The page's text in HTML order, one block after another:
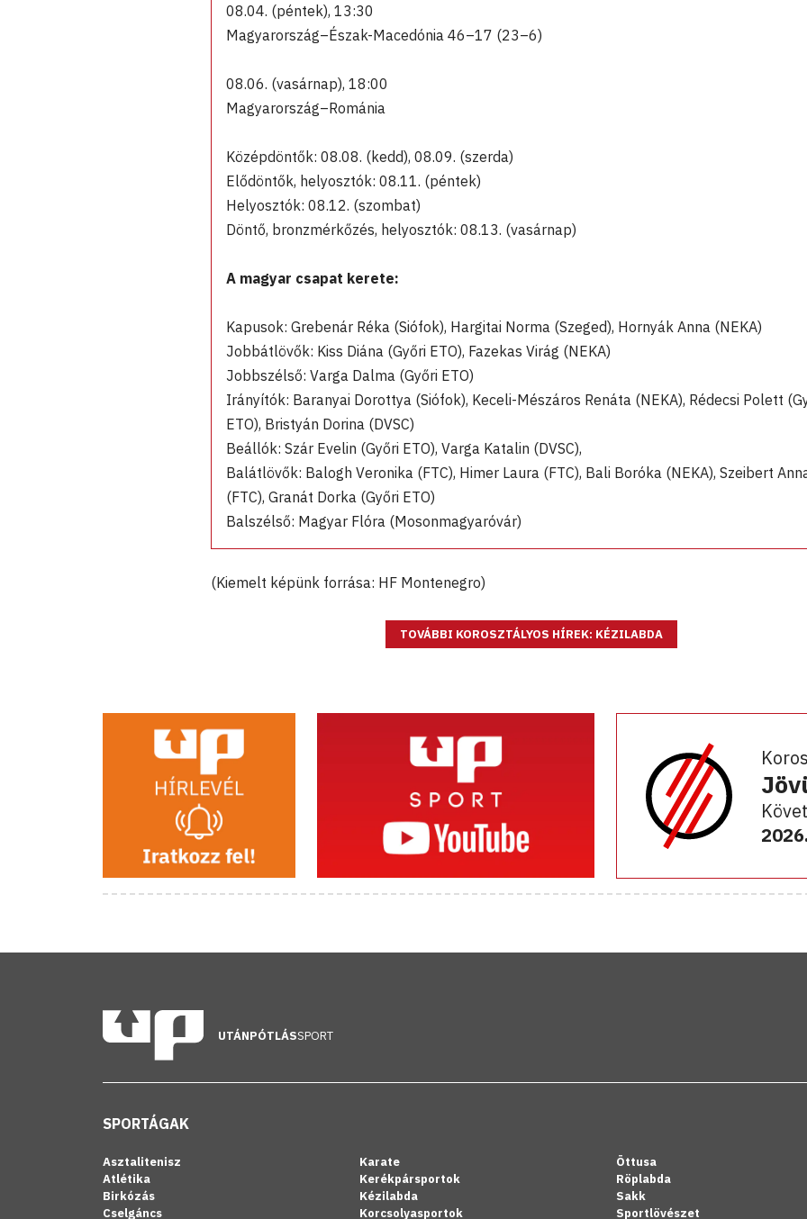
08.04. (péntek), 13:30
Magyarország–Észak-Macedónia 46–17 (23–6)
08.06. (vasárnap), 18:00
Magyarország–Románia
Középdöntők: 08.08. (kedd), 08.09. (szerda)
Elődöntők, helyosztók: 08.11. (péntek)
Helyosztók: 08.12. (szombat)
Döntő, bronzmérkőzés, helyosztók: 08.13. (vasárnap)
A magyar csapat kerete:
Kapusok: Grebenár Réka (Siófok), Hargitai Norma (Szeged), Hornyák Anna (NEKA)
Jobbátlövők: Kiss Diána (Győri ETO), Fazekas Virág (NEKA)
Jobbszélső: Varga Dalma (Győri ETO)
Irányítók: Baranyai Dorottya (Siófok), Keceli-Mészáros Renáta (NEKA), Rédecsi Polett
ETO), Bristyán Dorina (DVSC)
Beállók: Szár Evelin (Győri ETO), Varga Katalin (DVSC),
Balátlövők: Balogh Veronika (FTC), Himer Laura (FTC), Bali Boróka (NEKA), Szeibert
(FTC), Granát Dorka (Győri ETO)
Balszélső: Magyar Flóra (Mosonmagyaróvár)
(Kiemelt képünk forrása: HF Montenegro)
TOVÁBBI KOROSZTÁLYOS HÍREK: KÉZILABDA
UTÁNPÓTLÁSSPORT
SPORTÁGAK
Asztalitenisz
Atlétika
Birkózás
Cselgáncs
Karate
Kerékpársportok
Kézilabda
Korcsolyasportok
Öttusa
Röplabda
Sakk
Sportlövészet